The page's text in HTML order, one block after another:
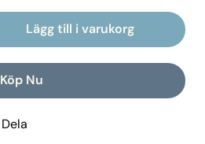
Lägg till i varukorg
Köp Nu
Dela